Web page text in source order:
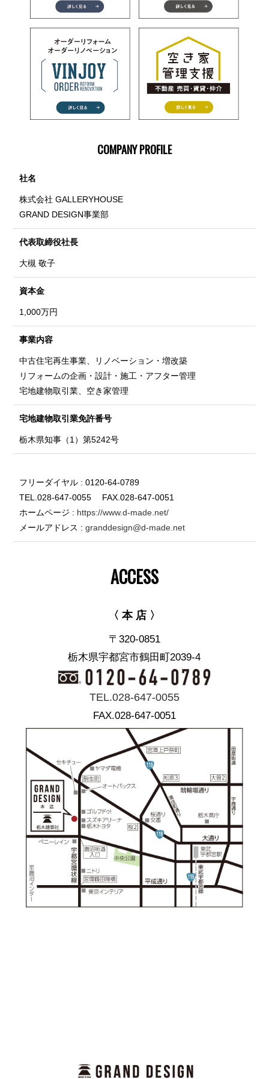
COMPANY PROFILE
社名
株式会社 GALLERYHOUSE
GRAND DESIGN事業部
代表取締役社長
大槻 敬子
資本金
1,000万円
事業内容
中古住宅再生事業、リノベーション・増改築
リフォームの企画・設計・施工・アフター管理
宅地建物取引業、空き家管理
宅地建物取引業免許番号
栃木県知事（1）第5242号
フリーダイヤル : 0120-64-0789
TEL.028-647-0055 FAX.028-647-0051
ホームページ : https://www.d-made.net/
メールアドレス :granddesign@d-made.net
ACCESS
〈 本 店 〉
〒320-0851
栃木県宇都宮市鶴田町2039-4
TEL.028-647-0055
FAX.028-647-0051